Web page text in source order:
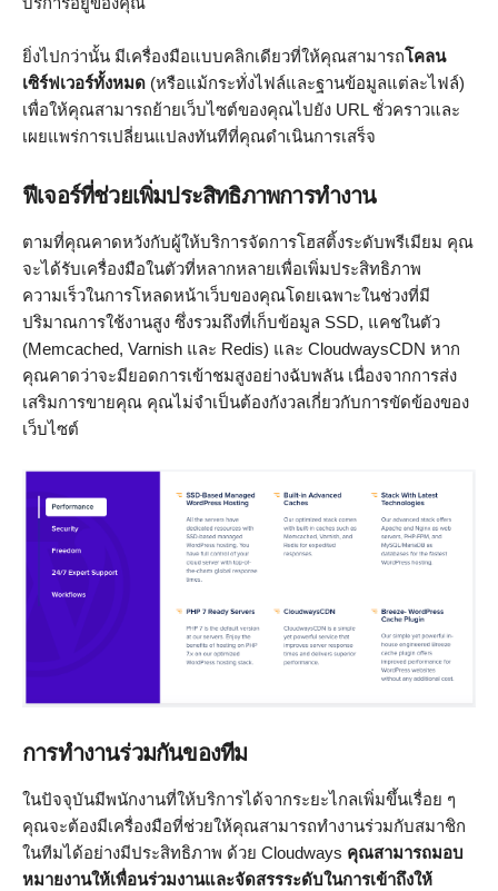
ยิ่งไปกว่านั้น มีเครื่องมือแบบคลิกเดียวที่ให้คุณสามารถโคลน
เซิร์ฟเวอร์ทั้งหมด (หรือแม้กระทั่งไฟล์และฐานข้อมูลแต่ละไฟล์)
เพื่อให้คุณสามารถย้ายเว็บไซต์ของคุณไปยัง URL ชั่วคราวและ
เผยแพร่การเปลี่ยนแปลงทันทีที่คุณดำเนินการเสร็จ
ฟีเจอร์ที่ช่วยเพิ่มประสิทธิภาพการทำงาน
ตามที่คุณคาดหวังกับผู้ให้บริการจัดการโฮสติ้งระดับพรีเมียม คุณ
จะได้รับเครื่องมือในตัวที่หลากหลายเพื่อเพิ่มประสิทธิภาพ
ความเร็วในการโหลดหน้าเว็บของคุณโดยเฉพาะในช่วงที่มี
ปริมาณการใช้งานสูง ซึ่งรวมถึงที่เก็บข้อมูล SSD, แคชในตัว
(Memcached, Varnish และ Redis) และ CloudwaysCDN หาก
คุณคาดว่าจะมียอดการเข้าชมสูงอย่างฉับพลัน เนื่องจากการส่ง
เสริมการขายคุณ คุณไม่จำเป็นต้องกังวลเกี่ยวกับการขัดข้องของ
เว็บไซต์
การทำงานร่วมกันของทีม
ในปัจจุบันมีพนักงานที่ให้บริการได้จากระยะไกลเพิ่มขึ้นเรื่อย ๆ
คุณจะต้องมีเครื่องมือที่ช่วยให้คุณสามารถทำงานร่วมกับสมาชิก
ในทีมได้อย่างมีประสิทธิภาพ ด้วย Cloudways คุณสามารถมอบ
หมายงานให้เพื่อนร่วมงานและจัดสรรระดับในการเข้าถึงให้